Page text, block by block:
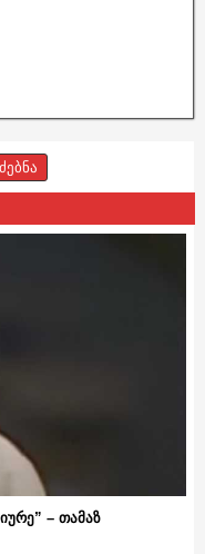
– თამაზ